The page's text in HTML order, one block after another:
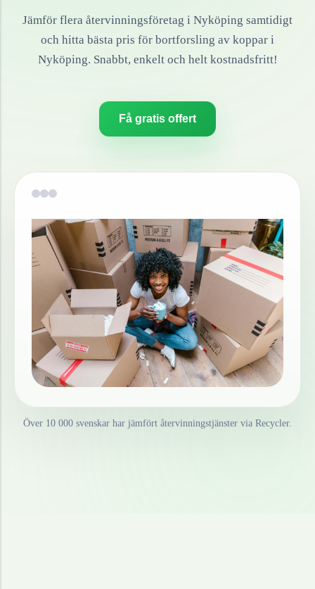
Jämför flera återvinningsföretag i Nyköping samtidigt
och hitta bästa pris för bortforsling av koppar i
Nyköping. Snabbt, enkelt och helt kostnadsfritt!
Få gratis offert
Över 10 000 svenskar har jämfört återvinningstjänster via Recycler.